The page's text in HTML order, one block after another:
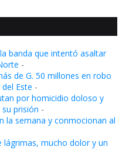
banda que intentó asaltar
-
de G. 50 millones en robo
Este -
por homicidio doloso y
prisión -
la semana y conmocionan al
lágrimas, mucho dolor y un